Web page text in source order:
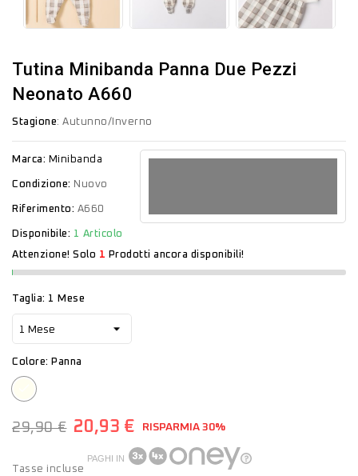
Tutina Minibanda Panna Due Pezzi
Neonato A660
Stagione: Autunno/Inverno
Marca: Minibanda
Condizione: Nuovo
Riferimento: A660
Disponibile: 1 Articolo
Attenzione! Solo 1 Prodotti ancora disponibili!
Taglia: 1 Mese
Colore: Panna
Panna
29,90 € 20,93 € RISPARMIA 30%
Tasse incluse
PAGHI IN